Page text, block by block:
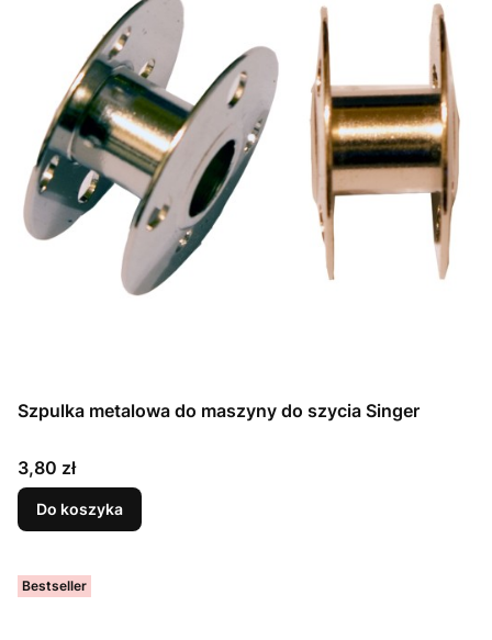
Szpulka metalowa do maszyny do szycia Singer
Cena
3,80 zł
Do koszyka
Bestseller